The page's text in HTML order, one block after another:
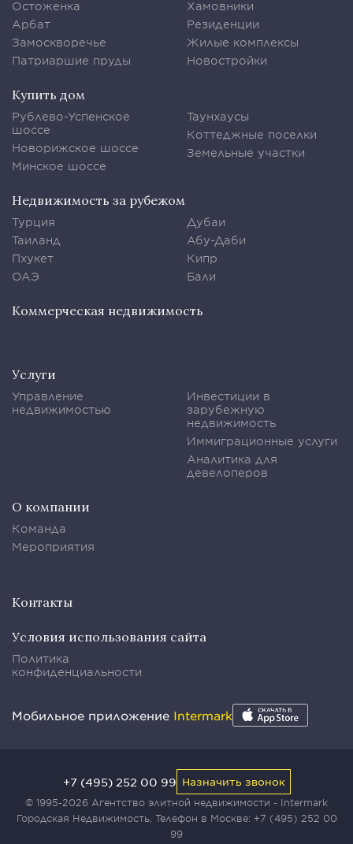
Остоженка
Арбат
Замоскворечье
Патриаршие пруды
Хамовники
Резиденции
Жилые комплексы
Новостройки
Купить дом
Рублево-Успенское
шоссе
Новорижское шоссе
Минское шоссе
Таунхаусы
Коттеджные поселки
Земельные участки
Недвижимость за рубежом
Турция
Таиланд
Пхукет
ОАЭ
Дубаи
Абу-Даби
Кипр
Бали
Коммерческая недвижимость
Услуги
Управление
недвижимостью
Инвестиции в
зарубежную
недвижимость
Иммиграционные услуги
Аналитика для
девелоперов
О компании
Команда
Мероприятия
Контакты
Условия использования сайта
Политика
конфиденциальности
Мобильное приложение Intermark
© 1995-2026 Агентство элитной недвижимости - Intermark
Городская Недвижимость. Телефон в Москве: +7 (495) 252 00
99
+7 (495) 252 00 99 Назначить звонок